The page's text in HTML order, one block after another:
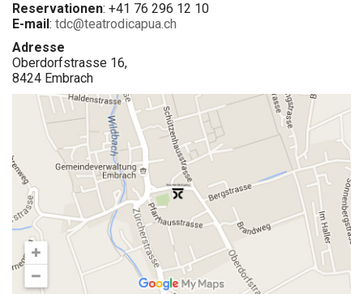
Reservationen: +41 76 296 12 10
E-mail: tdc@teatrodicapua.ch
Adresse
Oberdorfstrasse 16,
8424 Embrach